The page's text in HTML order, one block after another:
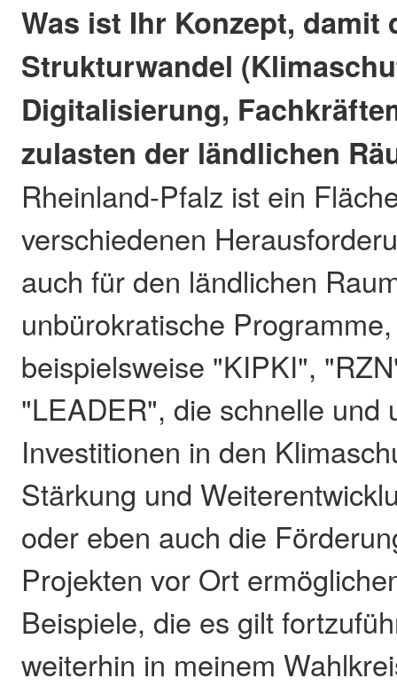
Was ist Ihr Konzept, damit
Strukturwandel
Digitalisierung,
zulasten der ländlichen
Rheinland-Pfalz ist ein
verschiedenen
auch für den ländlichen
unbürokratische
beispielsweise "KIPKI",
"LEADER", die schnelle und
Investitionen in den
Stärkung und
oder eben auch die
Projekten vor Ort
Beispiele, die es gilt
weiterhin in meinem